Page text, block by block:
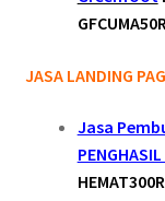
JASA LANDING
Jasa